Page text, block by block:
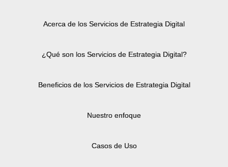
Acerca de los Servicios de Estrategia Digital
¿Qué son los Servicios de Estrategia Digital?
Beneficios de los Servicios de Estrategia Digital
Nuestro enfoque
Casos de Uso